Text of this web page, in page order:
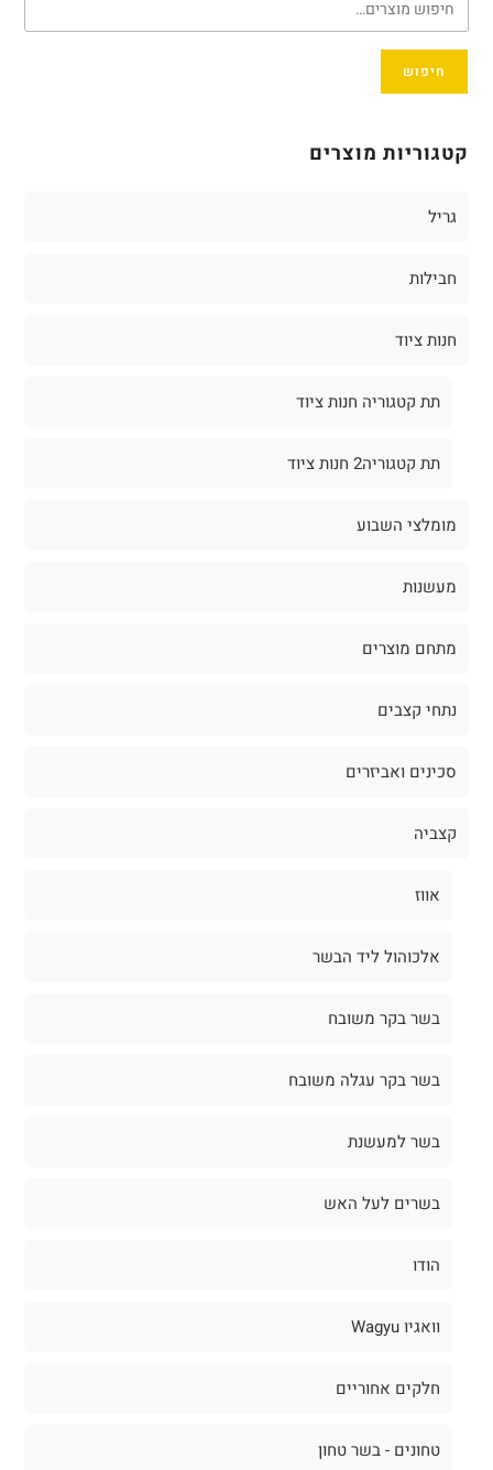
חיפוש
קטגוריות מוצרים
גריל
חבילות
חנות ציוד
תת קטגוריה חנות ציוד
תת קטגוריה2 חנות ציוד
מומלצי השבוע
מעשנות
מתחם מוצרים
נתחי קצבים
סכינים ואביזרים
קצביה
אווז
אלכוהול ליד הבשר
בשר בקר משובח
בשר בקר עגלה משובח
בשר למעשנת
בשרים לעל האש
הודו
וואגיו Wagyu
חלקים אחוריים
טחונים - בשר טחון